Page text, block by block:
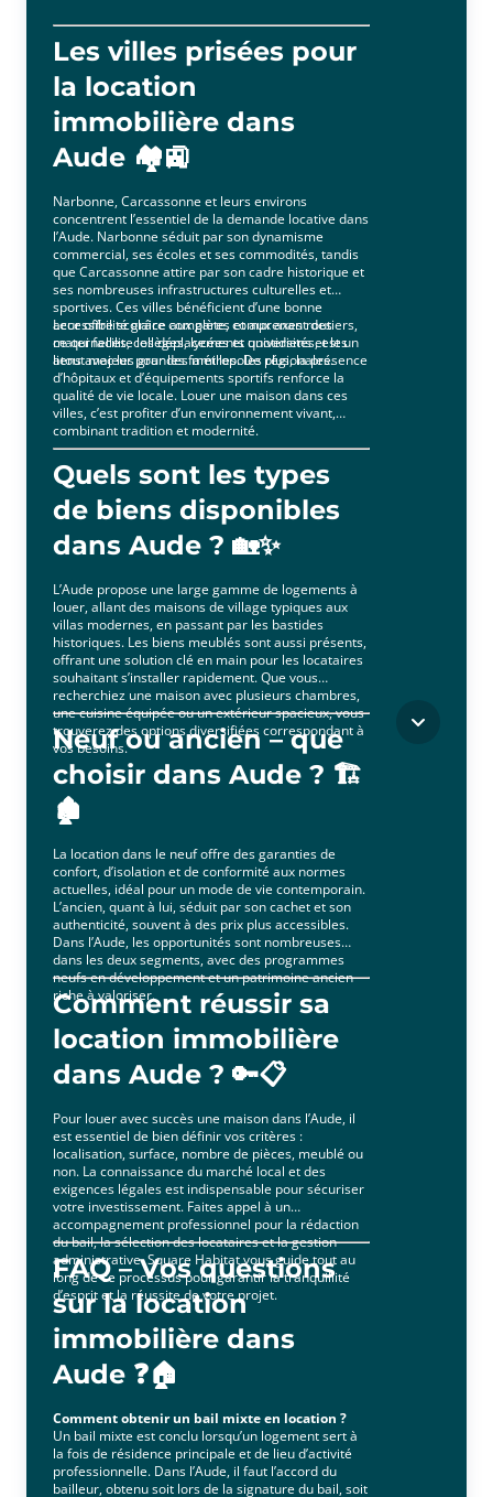
Les villes prisées pour
la location
immobilière dans
Aude 🏘️🚉
Narbonne, Carcassonne et leurs environs
concentrent l’essentiel de la demande locative dans
l’Aude. Narbonne séduit par son dynamisme
commercial, ses écoles et ses commodités, tandis
que Carcassonne attire par son cadre historique et
ses nombreuses infrastructures culturelles et
sportives. Ces villes bénéficient d’une bonne
accessibilité grâce aux gares et aux axes routiers,
ce qui facilite les déplacements quotidiens et les
liens avec les grandes métropoles régionales.
Leur offre scolaire complète, comprenant des
maternelles, collèges, lycées et universités, est un
atout majeur pour les familles. De plus, la présence
d’hôpitaux et d’équipements sportifs renforce la
qualité de vie locale. Louer une maison dans ces
villes, c’est profiter d’un environnement vivant,
combinant tradition et modernité.
Quels sont les types
de biens disponibles
dans Aude ? 🏡✨
L’Aude propose une large gamme de logements à
louer, allant des maisons de village typiques aux
villas modernes, en passant par les bastides
historiques. Les biens meublés sont aussi présents,
offrant une solution clé en main pour les locataires
souhaitant s’installer rapidement. Que vous
recherchiez une maison avec plusieurs chambres,
une cuisine équipée ou un extérieur spacieux, vous
trouverez des options diversifiées correspondant à
vos besoins.
Neuf ou ancien – que
choisir dans Aude ? 🏗️
🏚️
La location dans le neuf offre des garanties de
confort, d’isolation et de conformité aux normes
actuelles, idéal pour un mode de vie contemporain.
L’ancien, quant à lui, séduit par son cachet et son
authenticité, souvent à des prix plus accessibles.
Dans l’Aude, les opportunités sont nombreuses
dans les deux segments, avec des programmes
neufs en développement et un patrimoine ancien
riche à valoriser.
Comment réussir sa
location immobilière
dans Aude ? 🔑📋
Pour louer avec succès une maison dans l’Aude, il
est essentiel de bien définir vos critères :
localisation, surface, nombre de pièces, meublé ou
non. La connaissance du marché local et des
exigences légales est indispensable pour sécuriser
votre investissement. Faites appel à un
accompagnement professionnel pour la rédaction
du bail, la sélection des locataires et la gestion
administrative. Square Habitat vous guide tout au
long de ce processus pour garantir la tranquillité
d’esprit et la réussite de votre projet.
FAQ – Vos questions
sur la location
immobilière dans
Aude ❓🏠
Comment obtenir un bail mixte en location ?
Un bail mixte est conclu lorsqu’un logement sert à
la fois de résidence principale et de lieu d’activité
professionnelle. Dans l’Aude, il faut l’accord du
bailleur, obtenu soit lors de la signature du bail, soit